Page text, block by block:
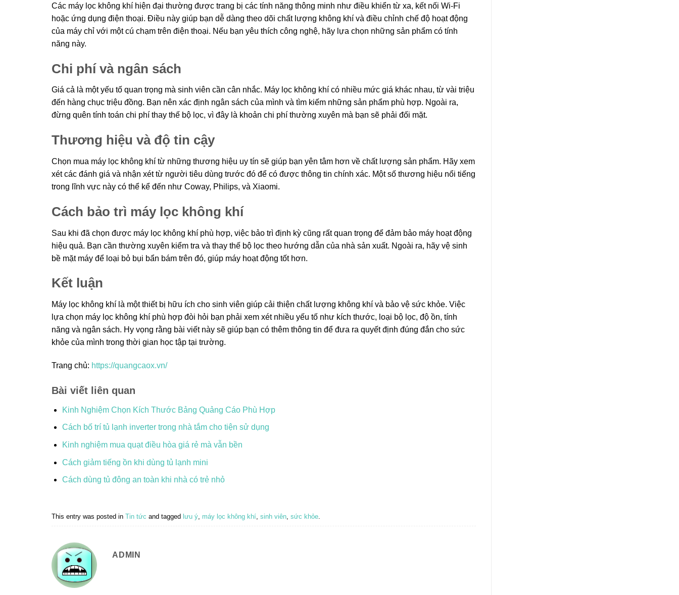
Các máy lọc không khí hiện đại thường được trang bị các tính năng thông minh như điều khiển từ xa, kết nối Wi-Fi
hoặc ứng dụng điện thoại. Điều này giúp bạn dễ dàng theo dõi chất lượng không khí và điều chỉnh chế độ hoạt động
của máy chỉ với một cú chạm trên điện thoại. Nếu bạn yêu thích công nghệ, hãy lựa chọn những sản phẩm có tính
năng này.
Chi phí và ngân sách
Giá cả là một yếu tố quan trọng mà sinh viên cần cân nhắc. Máy lọc không khí có nhiều mức giá khác nhau, từ vài triệu
đến hàng chục triệu đồng. Bạn nên xác định ngân sách của mình và tìm kiếm những sản phẩm phù hợp. Ngoài ra,
đừng quên tính toán chi phí thay thế bộ lọc, vì đây là khoản chi phí thường xuyên mà bạn sẽ phải đối mặt.
Thương hiệu và độ tin cậy
Chọn mua máy lọc không khí từ những thương hiệu uy tín sẽ giúp bạn yên tâm hơn về chất lượng sản phẩm. Hãy xem
xét các đánh giá và nhận xét từ người tiêu dùng trước đó để có được thông tin chính xác. Một số thương hiệu nổi tiếng
trong lĩnh vực này có thể kể đến như Coway, Philips, và Xiaomi.
Cách bảo trì máy lọc không khí
Sau khi đã chọn được máy lọc không khí phù hợp, việc bảo trì định kỳ cũng rất quan trọng để đảm bảo máy hoạt động
hiệu quả. Bạn cần thường xuyên kiểm tra và thay thế bộ lọc theo hướng dẫn của nhà sản xuất. Ngoài ra, hãy vệ sinh
bề mặt máy để loại bỏ bụi bẩn bám trên đó, giúp máy hoạt động tốt hơn.
Kết luận
Máy lọc không khí là một thiết bị hữu ích cho sinh viên giúp cải thiện chất lượng không khí và bảo vệ sức khỏe. Việc
lựa chọn máy lọc không khí phù hợp đòi hỏi bạn phải xem xét nhiều yếu tố như kích thước, loại bộ lọc, độ ồn, tính
năng và ngân sách. Hy vọng rằng bài viết này sẽ giúp bạn có thêm thông tin để đưa ra quyết định đúng đắn cho sức
khỏe của mình trong thời gian học tập tại trường.
Trang chủ: https://quangcaox.vn/
Bài viết liên quan
Kinh Nghiệm Chọn Kích Thước Bảng Quảng Cáo Phù Hợp
Cách bố trí tủ lạnh inverter trong nhà tắm cho tiện sử dụng
Kinh nghiệm mua quạt điều hòa giá rẻ mà vẫn bền
Cách giảm tiếng ồn khi dùng tủ lạnh mini
Cách dùng tủ đông an toàn khi nhà có trẻ nhỏ
This entry was posted in Tin tức and tagged lưu ý, máy lọc không khí, sinh viên, sức khỏe.
ADMIN